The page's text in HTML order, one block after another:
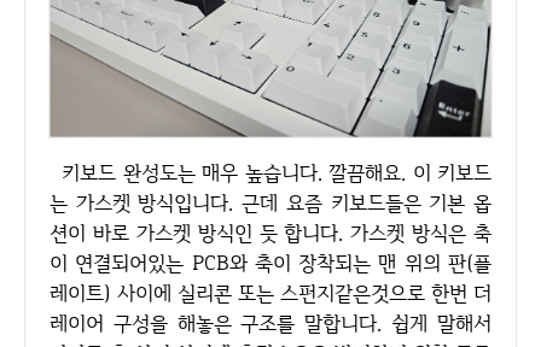
키보드 완성도는 매우 높습니다. 깔끔해요. 이 키보드
는 가스켓 방식입니다. 근데 요즘 키보드들은 기본 옵
션이 바로 가스켓 방식인 듯 합니다. 가스켓 방식은 축
이 연결되어있는 PCB와 축이 장착되는 맨 위의 판(플
레이트) 사이에 실리콘 또는 스펀지같은것으로 한번 더
레이어 구성을 해놓은 구조를 말합니다. 쉽게 말해서